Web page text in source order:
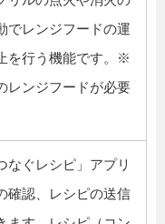
でレンジフードの運
を行う機能です。※
レンジフードが必要
なぐレシピ」アプリ
確認、レシピの送信